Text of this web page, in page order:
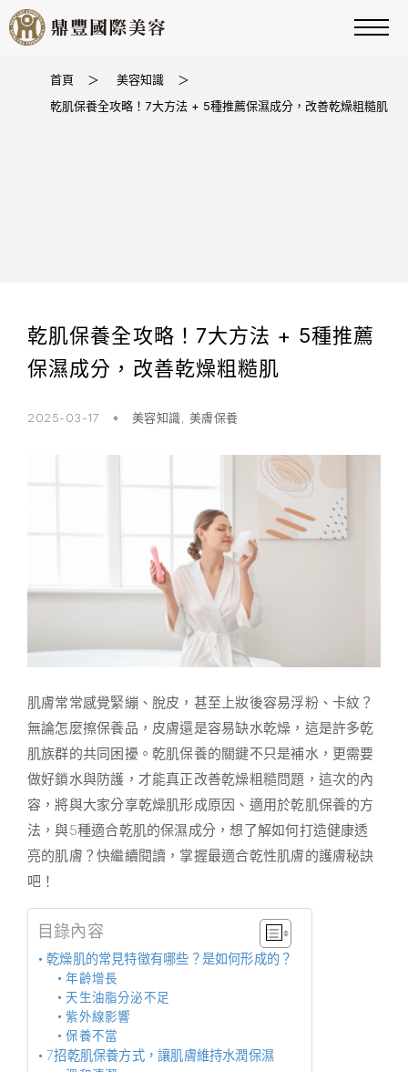
首頁 ＞ 美容知識
＞
乾肌保養全攻略！7大方法 + 5種推薦保濕成分，改善乾燥粗糙肌
乾肌保養全攻略！7大方法 + 5種推薦
保濕成分，改善乾燥粗糙肌
2025-03-17 美容知識 美膚保養
肌膚常常感覺緊繃、脫皮，甚至上妝後容易浮粉、卡紋？
無論怎麼擦保養品，皮膚還是容易缺水乾燥，這是許多乾
肌族群的共同困擾。乾肌保養的關鍵不只是補水，更需要
做好鎖水與防護，才能真正改善乾燥粗糙問題，這次的內
容，將與大家分享乾燥肌形成原因、適用於乾肌保養的方
法，與5種適合乾肌的保濕成分，想了解如何打造健康透
亮的肌膚？快繼續閱讀，掌握最適合乾性肌膚的護膚秘訣
吧！
目錄內容
乾燥肌的常見特徵有哪些？是如何形成的？
年齡增長
天生油脂分泌不足
紫外線影響
保養不當
7招乾肌保養方式，讓肌膚維持水潤保濕